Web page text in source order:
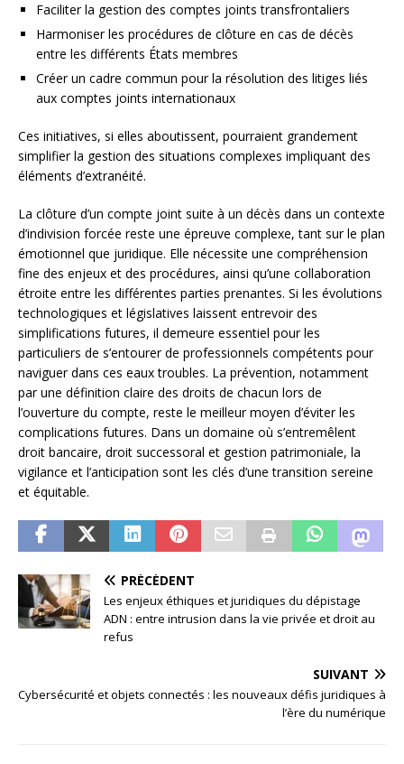
Faciliter la gestion des comptes joints transfrontaliers
Harmoniser les procédures de clôture en cas de décès
entre les différents États membres
Créer un cadre commun pour la résolution des litiges liés
aux comptes joints internationaux
Ces initiatives, si elles aboutissent, pourraient grandement
simplifier la gestion des situations complexes impliquant des
éléments d’extranéité.
La clôture d’un compte joint suite à un décès dans un contexte
d’indivision forcée reste une épreuve complexe, tant sur le plan
émotionnel que juridique. Elle nécessite une compréhension
fine des enjeux et des procédures, ainsi qu’une collaboration
étroite entre les différentes parties prenantes. Si les évolutions
technologiques et législatives laissent entrevoir des
simplifications futures, il demeure essentiel pour les
particuliers de s’entourer de professionnels compétents pour
naviguer dans ces eaux troubles. La prévention, notamment
par une définition claire des droits de chacun lors de
l’ouverture du compte, reste le meilleur moyen d’éviter les
complications futures. Dans un domaine où s’entremêlent
droit bancaire, droit successoral et gestion patrimoniale, la
vigilance et l’anticipation sont les clés d’une transition sereine
et équitable.
PRÉCÉDENT
Les enjeux éthiques et juridiques du dépistage
ADN : entre intrusion dans la vie privée et droit au
refus
SUIVANT
Cybersécurité et objets connectés : les nouveaux défis juridiques à
l’ère du numérique